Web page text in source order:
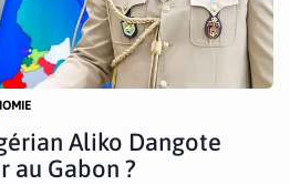
Aliko Dangote
au Gabon ?